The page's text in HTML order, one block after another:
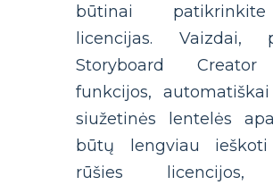
būtinai
licencijas.
Storyboard Creator
funkcijos,
siužetinės lentelės
būtų lengviau
rūšies